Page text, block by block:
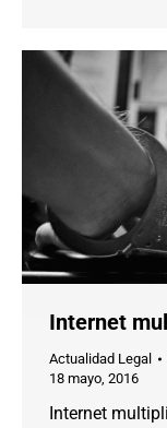
Internet
Actualidad Legal
18 mayo, 2016
Internet